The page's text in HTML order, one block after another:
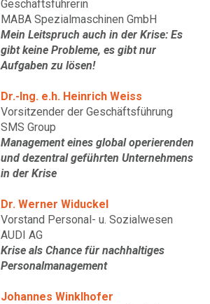
Geschäftsführerin
MABA Spezialmaschinen GmbH
Mein Leitspruch auch in der Krise: Es
gibt keine Probleme, es gibt nur
Aufgaben zu lösen!
Dr.-Ing. e.h. Heinrich Weiss
Vorsitzender der Geschäftsführung
SMS Group
Management eines global operierenden
und dezentral geführten Unternehmens
in der Krise
Dr. Werner Widuckel
Vorstand Personal- u. Sozialwesen
AUDI AG
Krise als Chance für nachhaltiges
Personalmanagement
Johannes Winklhofer